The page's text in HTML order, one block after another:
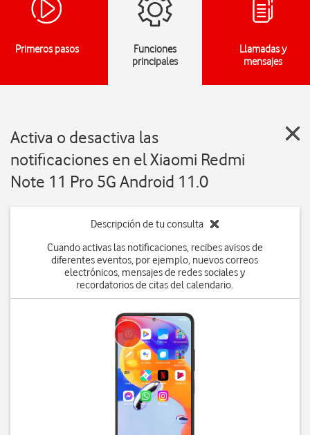
Primeros pasos
Funciones
principales
Llamadas y
mensajes
Activa o desactiva las
notificaciones en el Xiaomi Redmi
Note 11 Pro 5G Android 11.0
Descripción de tu consulta
Cuando activas las notificaciones, recibes avisos de
diferentes eventos, por ejemplo, nuevos correos
electrónicos, mensajes de redes sociales y
recordatorios de citas del calendario.